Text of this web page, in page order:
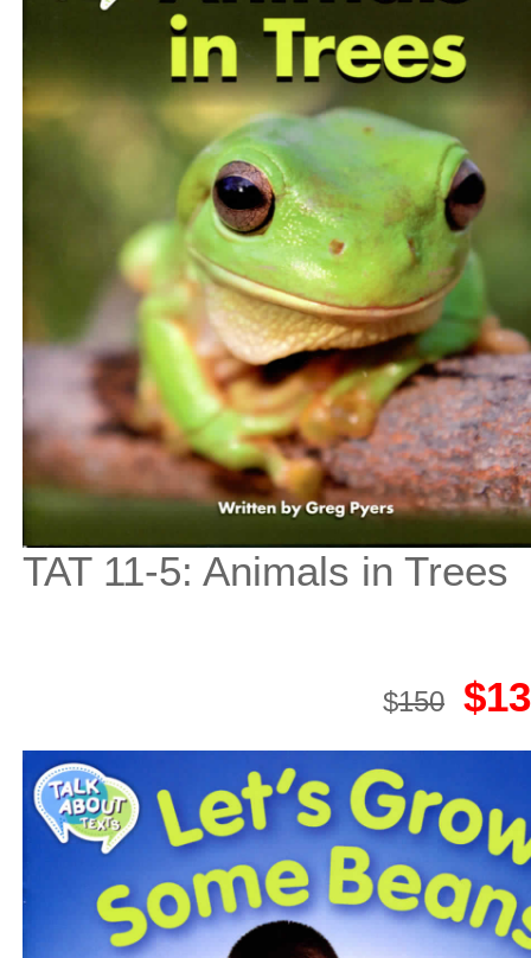
TAT 11-5: Animals in Trees
$150